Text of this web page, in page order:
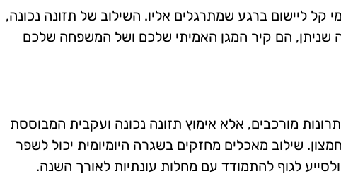
קל ליישום ברגע שמתרגלים אליו. השילוב של תזונה נכונה,
הם קיר המגן האמיתי שלכם ושל המשפחה שלכם
מורכבים, אלא אימוץ תזונה נכונה ועקבית המבוססת
חמצון. שילוב מאכלים מחזקים בשגרה היומיומית יכול לשפר
לגוף להתמודד עם מחלות עונתיות לאורך השנה.